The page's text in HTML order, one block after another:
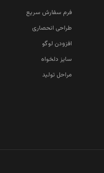
فرم سفارش سریع
طراحی انحصاری
افزودن لوگو
سایز دلخواه
مراحل تولید